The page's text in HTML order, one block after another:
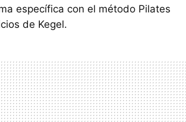
específica con el método Pilates
de Kegel.